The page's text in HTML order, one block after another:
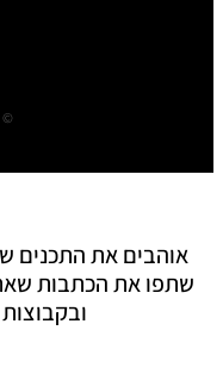
©
אוהבים את התכנים
שתפו את הכתבות